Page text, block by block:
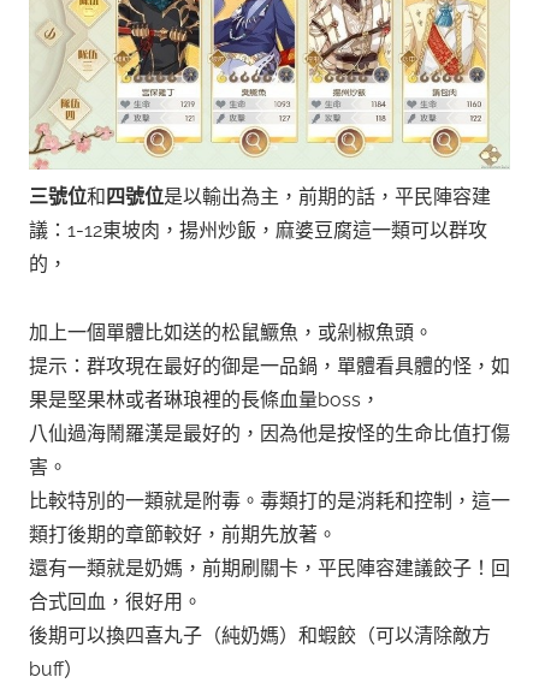
三號位和 四號位是以輸出為主，前期的話，平民陣容建
議：1-12東坡肉，揚州炒飯，麻婆豆腐這一類可以群攻
的，
加上一個單體比如送的松鼠鱖魚，或剁椒魚頭。
提示：群攻現在最好的御是一品鍋，單體看具體的怪，如
果是堅果林或者琳琅裡的長條血量boss，
八仙過海鬧羅漢是最好的，因為他是按怪的生命比值打傷
害。
比較特別的一類就是附毒。毒類打的是消耗和控制，這一
類打後期的章節較好，前期先放著。
還有一類就是奶媽，前期刷關卡，平民陣容建議餃子！回
合式回血，很好用。
後期可以換四喜丸子（純奶媽）和蝦餃（可以清除敵方
buff）